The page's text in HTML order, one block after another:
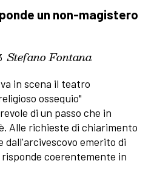
un non-magistero
Stefano Fontana
in scena il teatro
ossequio"
di un passo che in
Alle richieste di chiarimento
dall'arcivescovo emerito di
coerentemente in